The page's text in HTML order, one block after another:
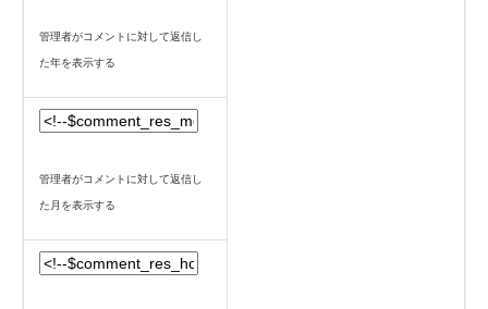
管理者がコメントに対して返信し
た年を表示する
管理者がコメントに対して返信し
た月を表示する